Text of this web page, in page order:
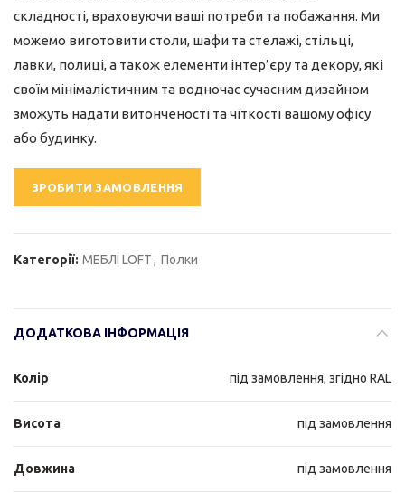
складності, враховуючи ваші потреби та побажання. Ми
можемо виготовити столи, шафи та стелажі, стільці,
лавки, полиці, а також елементи інтер’єру та декору, які
своїм мінімалістичним та водночас сучасним дизайном
зможуть надати витонченості та чіткості вашому офісу
або будинку.
ЗРОБИТИ ЗАМОВЛЕННЯ
Категорії: МЕБЛІ LOFT, Полки
ДОДАТКОВА ІНФОРМАЦІЯ
Колір під замовлення, згідно RAL
Висота під замовлення
Довжина під замовлення